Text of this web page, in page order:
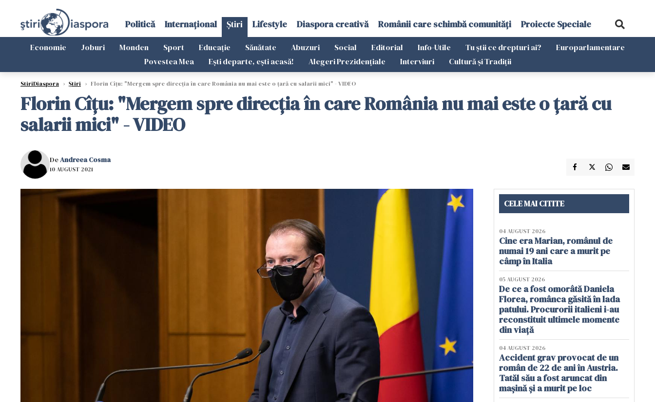
Politică Internațional Știri Lifestyle Diaspora creativă Românii care schimbă comunități Proiecte Speciale
Economie Joburi Monden Sport Educație Sănătate Abuzuri Social Editorial Info-Utile Tu știi ce drepturi ai?
Europarlamentare
Povestea Mea
Ești departe, ești acasă! Alegeri Prezidențiale Interviuri Cultură și Tradiții
StiriDiaspora › Știri › Florin Cîţu: "Mergem spre direcţia în care România nu mai este o ţară cu salarii mici" - VIDEO
Florin Cîţu: "Mergem spre direcţia în care România nu mai este o ţară cu
salarii mici" - VIDEO
DeAndreea Cosma
10 AUGUST 2021
CELE MAI CITITE
04 AUGUST 2026
Cine era Marian, românul de
numai 19 ani care a murit pe
câmp în Italia
05 AUGUST 2026
De ce a fost omorâtă Daniela
Florea, românca găsită în lada
patului. Procurorii italieni i-au
reconstituit ultimele momente
din viață
04 AUGUST 2026
Accident grav provocat de un
român de 22 de ani în Austria.
Tatăl său a fost aruncat din
mașină și a murit pe loc